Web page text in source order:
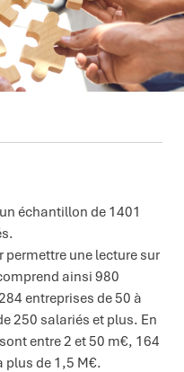
échantillon de 1401
permettre une lecture sur
ainsi 980
entreprises de 50 à
250 salariés et plus. En
entre 2 et 50 m€, 164
plus de 1,5 M€.